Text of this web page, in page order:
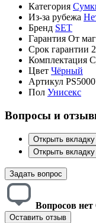
Категория
Из-за рубежа
Бренд SET
Гарантия От
Срок гарантии
Комплектация
Цвет Чёрный
Артикул
Пол Унисекс
Вопросы и
Открыть вкладку
Открыть вкладку
Задать вопрос
Вопросов нет
Оставить отзыв